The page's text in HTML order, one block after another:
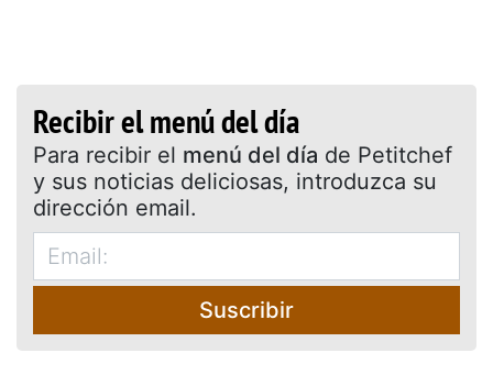
Recibir el menú del día
Para recibir el menú del día de Petitchef
y sus noticias deliciosas, introduzca su
dirección email.
Suscribir